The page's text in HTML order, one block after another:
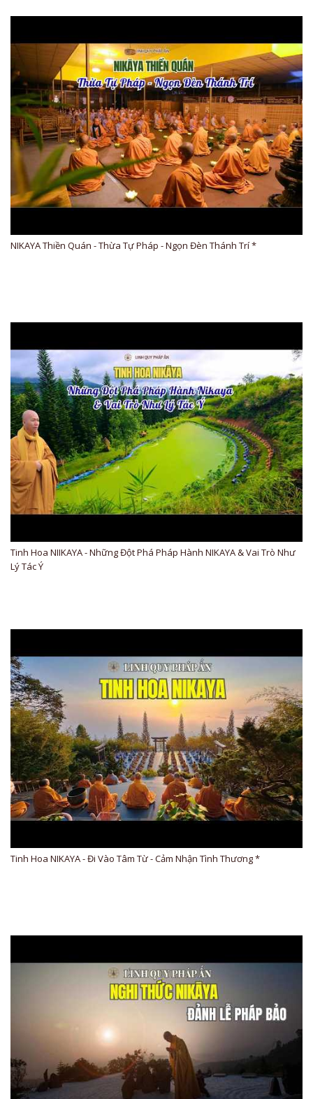
NIKAYA Thiền Quán - Thừa Tự Pháp - Ngọn Đèn Thánh Trí *
Tinh Hoa NIIKAYA - Những Đột Phá Pháp Hành NIKAYA & Vai Trò Như
Lý Tác Ý
Tinh Hoa NIKAYA - Đi Vào Tâm Từ - Cảm Nhận Tình Thương *